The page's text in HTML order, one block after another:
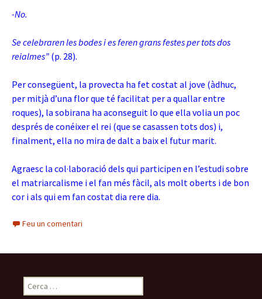
-No.
Se celebraren les bodes i es feren grans festes per tots dos
reialmes” (p. 28).
Per consegüent, la provecta ha fet costat al jove (àdhuc,
per mitjà d’una flor que té facilitat per a quallar entre
roques), la sobirana ha aconseguit lo que ella volia un poc
després de conéixer el rei (que se casassen tots dos) i,
finalment, ella no mira de dalt a baix el futur marit.
Agraesc la col·laboració dels qui participen en l’estudi sobre
el matriarcalisme i el fan més fàcil, als molt oberts i de bon
cor i als qui em fan costat dia rere dia.
Feu un comentari
Cerca: